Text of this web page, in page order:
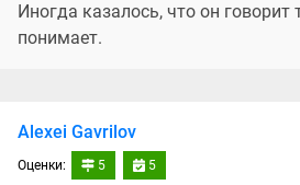
Иногда казалось, что он говорит
понимает.
Alexei Gavrilov
Оценки: 5 5